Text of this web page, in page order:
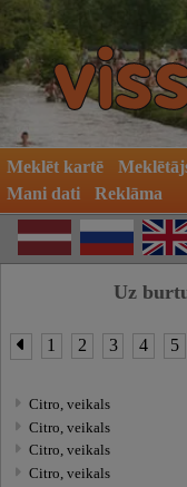
Meklēt kartē
Mani dati
Reklāma
Uz
1 2 3 4 5
Citro, veikals
Citro, veikals
Citro, veikals
Citro, veikals